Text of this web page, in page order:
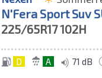
N'Fera Sport Suv
225/65R17102H
D A 71 dB